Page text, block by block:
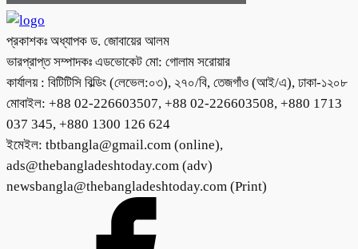
প্রকাশকঃ অধ্যাপক ড. জোবায়ের আলম
ভারপ্রাপ্ত সম্পাদকঃ এডভোকেট মো: গোলাম সরোয়ার
কার্যালয় : বিটিটিসি বিল্ডিং (লেভেল:০৩), ২৭০/বি, তেজগাঁও (আই/এ), ঢাকা-১২০৮
মোবাইল: +88 02-226603507, +88 02-226603508, +880 1713
037 345, +880 1300 126 624
ইমেইল: tbtbangla@gmail.com (online),
ads@thebangladeshtoday.com (adv)
newsbangla@thebangladeshtoday.com (Print)